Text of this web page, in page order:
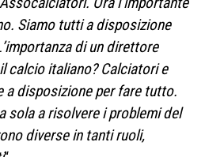
Siamo tutti a disposizione
di un direttore
calcio italiano? Calciatori e
a disposizione per fare tutto.
sola a risolvere i problemi del
diverse in tanti ruoli,